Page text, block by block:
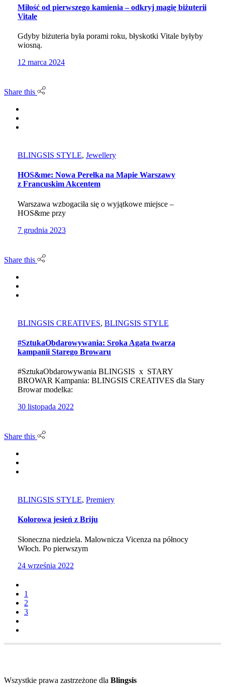
Miłość od pierwszego kamienia – odkryj magię biżuterii
Vitale
Gdyby biżuteria była porami roku, błyskotki Vitale byłyby
wiosną.
12 marca 2024
Share this
BLINGSIS STYLE, Jewellery
HOS&me: Nowa Perełka na Mapie Warszawy
z Francuskim Akcentem
Warszawa wzbogaciła się o wyjątkowe miejsce –
HOS&me przy
7 grudnia 2023
Share this
BLINGSIS CREATIVES, BLINGSIS STYLE
#SztukaObdarowywania: Sroka Agata twarzą
kampanii Starego Browaru
#SztukaObdarowywania BLINGSIS x STARY
BROWAR Kampania: BLINGSIS CREATIVES dla Stary
Browar modelka:
30 listopada 2022
Share this
BLINGSIS STYLE, Premiery
Kolorowa jesień z Briju
Słoneczna niedziela. Malownicza Vicenza na północy
Włoch. Po pierwszym
24 września 2022
1
2
3
Wszystkie prawa zastrzeżone dla Blingsis